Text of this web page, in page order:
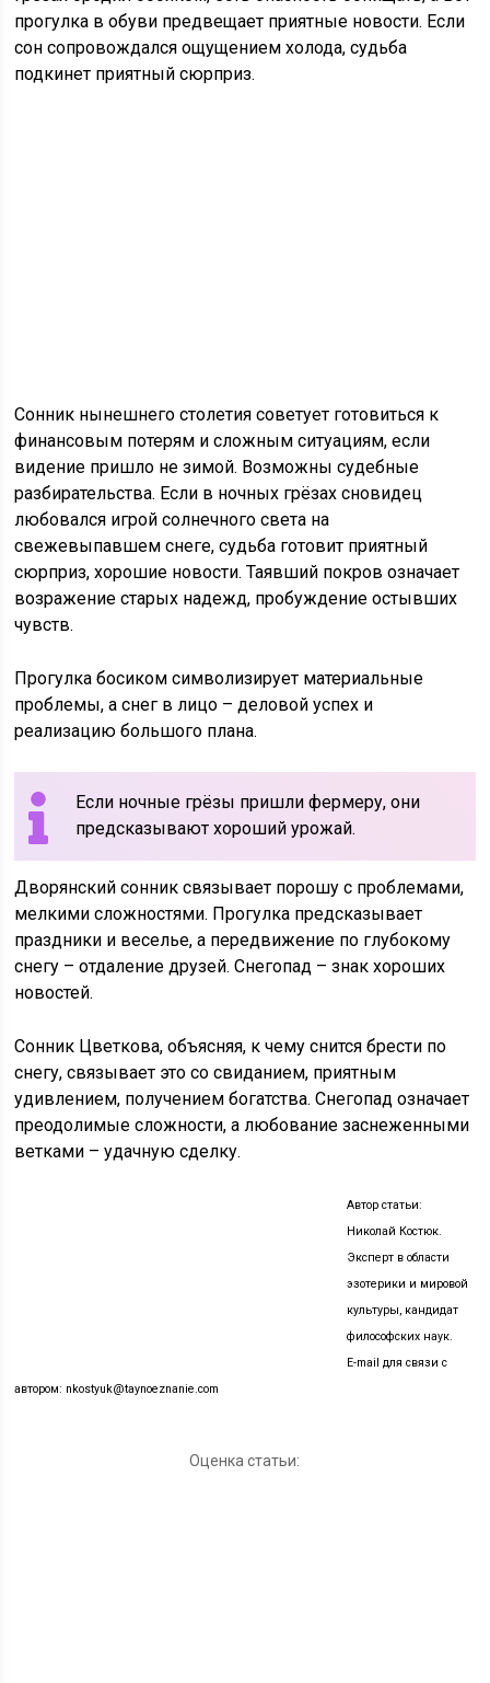
прогулка в обуви предвещает приятные новости. Если
сон сопровождался ощущением холода, судьба
подкинет приятный сюрприз.
Сонник нынешнего столетия советует готовиться к
финансовым потерям и сложным ситуациям, если
видение пришло не зимой. Возможны судебные
разбирательства. Если в ночных грёзах сновидец
любовался игрой солнечного света на
свежевыпавшем снеге, судьба готовит приятный
сюрприз, хорошие новости. Таявший покров означает
возражение старых надежд, пробуждение остывших
чувств.
Прогулка босиком символизирует материальные
проблемы, а снег в лицо – деловой успех и
реализацию большого плана.
Если ночные грёзы пришли фермеру, они
предсказывают хороший урожай.
Дворянский сонник связывает порошу с проблемами,
мелкими сложностями. Прогулка предсказывает
праздники и веселье, а передвижение по глубокому
снегу – отдаление друзей. Снегопад – знак хороших
новостей.
Сонник Цветкова, объясняя, к чему снится брести по
снегу, связывает это со свиданием, приятным
удивлением, получением богатства. Снегопад означает
преодолимые сложности, а любование заснеженными
ветками – удачную сделку.
Автор статьи:
Николай Костюк.
Эксперт в области
эзотерики и мировой
культуры, кандидат
философских наук.
E-mail для связи с
автором: nkostyuk@taynoeznanie.com
Оценка статьи: